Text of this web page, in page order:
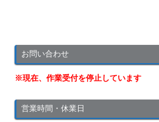
お問い合わせ
※現在、作業受付を停止しています
営業時間・休業日